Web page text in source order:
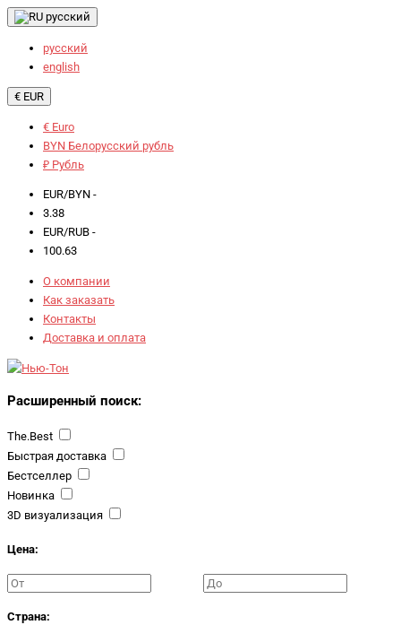
русский
русский
english
€ EUR
€ Euro
BYN Белорусский рубль
₽ Рубль
EUR/BYN -
3.38
EUR/RUB -
100.63
О компании
Как заказать
Контакты
Доставка и оплата
Расширенный поиск:
The.Best
Быстрая доставка
Бестселлер
Новинка
3D визуализация
Цена:
Страна: